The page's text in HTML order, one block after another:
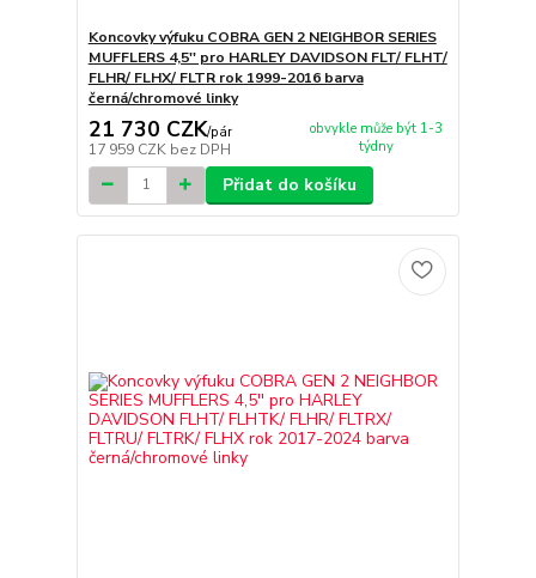
Koncovky výfuku COBRA GEN 2 NEIGHBOR SERIES
MUFFLERS 4,5'' pro HARLEY DAVIDSON FLT/ FLHT/
FLHR/ FLHX/ FLTR rok 1999-2016 barva
černá/chromové linky
21 730 CZK/pár
17 959 CZK bez DPH
obvykle může být 1-3
týdny
Přidat do košíku